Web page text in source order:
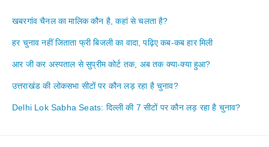
खबरगांव चैनल का मालिक कौन है, कहां से चलता है?
हर चुनाव नहीं जिताता फ्री बिजली का वादा, पढ़िए कब-कब हार मिली
आर जी कर अस्पताल से सुप्रीम कोर्ट तक, अब तक क्या-क्या हुआ?
उत्तराखंड की लोकसभा सीटों पर कौन लड़ रहा है चुनाव?
Delhi Lok Sabha Seats: दिल्ली की 7 सीटों पर कौन लड़ रहा है चुनाव?